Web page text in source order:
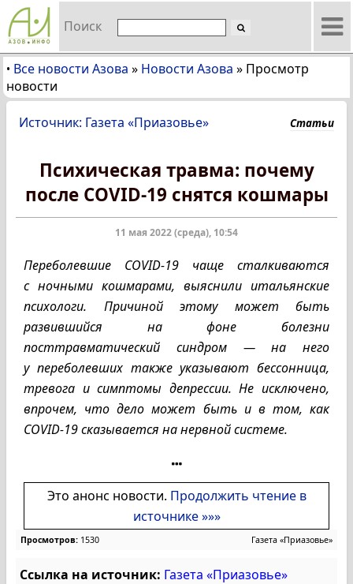
Поиск
• Все новости Азова » Новости Азова » Просмотр
новости
Источник: Газета «Приазовье» Статьи
Психическая травма: почему
после COVID-19 снятся кошмары
11 мая 2022 (среда), 10:54
Переболевшие COVID-19 чаще сталкиваются
с ночными кошмарами, выяснили итальянские
психологи. Причиной этому может быть
развившийся на фоне болезни
посттравматический синдром — на него
у переболевших также указывают бессонница,
тревога и симптомы депрессии. Не исключено,
впрочем, что дело может быть и в том, как
COVID-19 сказывается на нервной системе.
Это анонс новости. Продолжить чтение в
источнике »»»
Просмотров: 1530 Газета «Приазовье»
Ссылка на источник: Газета «Приазовье»